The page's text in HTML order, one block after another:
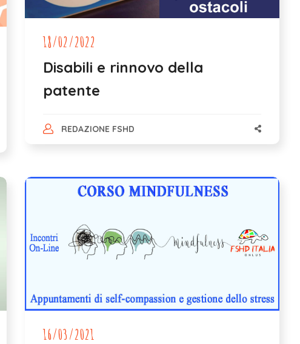
18/02/2022
Disabili e rinnovo della
patente
REDAZIONE FSHD
16/03/2021